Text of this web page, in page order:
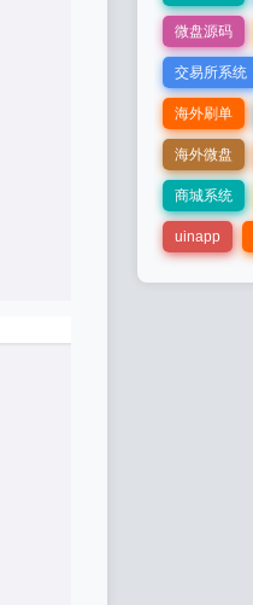
微盘源码
交易所系统
海外刷单
海外微盘
商城系统
uinapp